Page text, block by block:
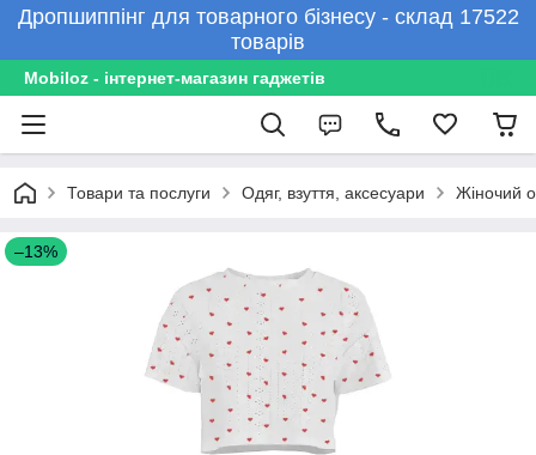
Дропшиппінг для товарного бізнесу - склад 17522
товарів
Mobiloz - інтернет-магазин гаджетів
Товари та послуги Одяг, взуття, аксесуари Жіночий
–13%